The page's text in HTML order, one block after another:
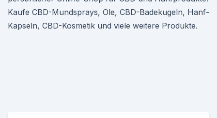
Kaufe CBD-Mundsprays, Öle, CBD-Badekugeln, Hanf-
Kapseln, CBD-Kosmetik und viele weitere Produkte.